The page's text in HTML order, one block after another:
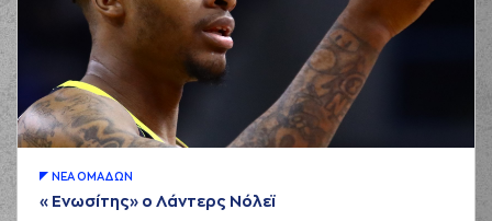
ΝΕA ΟΜAΔΩΝ
«Ενωσίτης» ο Λάντερς Νόλεϊ